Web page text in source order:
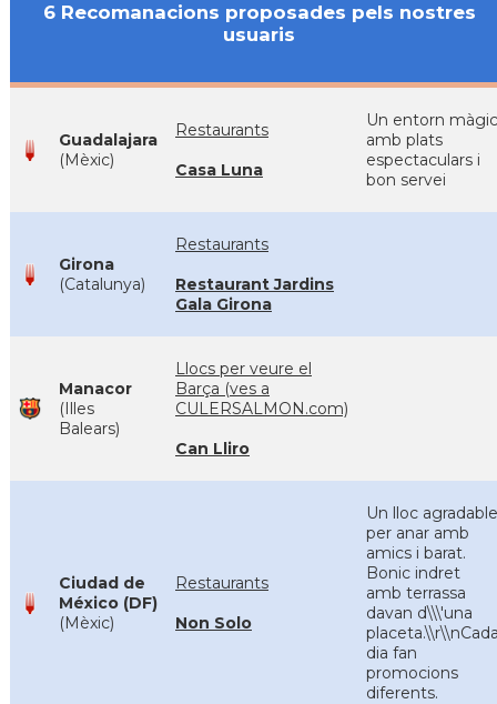
6 Recomanacions proposades pels nostres
usuaris
Guadalajara
(Mèxic)
Restaurants
Casa Luna
Un entorn màgic
amb plats
espectaculars i
bon servei
Girona
(Catalunya)
Restaurants
Restaurant Jardins
Gala Girona
Manacor
(Illes
Balears)
Llocs per veure el
Barça (ves a
CULERSALMON.com)
Can Lliro
Ciudad de
México (DF)
(Mèxic)
Restaurants
Non Solo
Un lloc agradable
per anar amb
amics i barat.
Bonic indret
amb terrassa
davan d\\\'una
dia fan
promocions
diferents.